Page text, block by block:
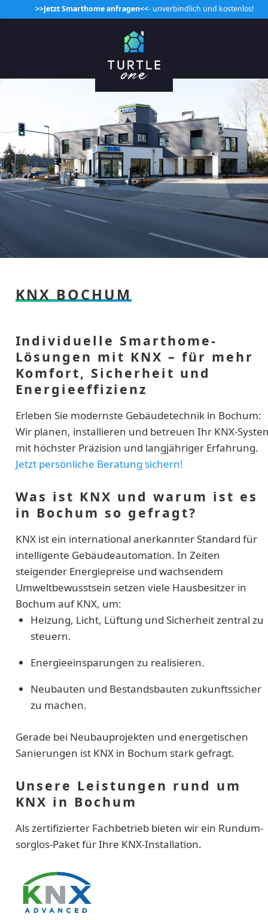
>>Jetzt Smarthome anfragen<<- unverbindlich und kostenlos!
KNX BOCHUM
Individuelle Smarthome-
Lösungen mit KNX – für mehr
Komfort, Sicherheit und
Energieeffizienz
Erleben Sie modernste Gebäudetechnik in Bochum:
Wir planen, installieren und betreuen Ihr KNX-
mit höchster Präzision und langjähriger Erfahrung.
Jetzt persönliche Beratung sichern!
Was ist KNX und warum ist es
in Bochum so gefragt?
KNX ist ein international anerkannter Standard für
intelligente Gebäudeautomation. In Zeiten
steigender Energiepreise und wachsendem
Umweltbewusstsein setzen viele Hausbesitzer in
Bochum auf KNX, um:
Heizung, Licht, Lüftung und Sicherheit zentral zu
steuern.
Energieeinsparungen zu realisieren.
Neubauten und Bestandsbauten zukunftssicher
zu machen.
Gerade bei Neubauprojekten und energetischen
Sanierungen ist KNX in Bochum stark gefragt.
Unsere Leistungen rund um
KNX in Bochum
Als zertifizierter Fachbetrieb bieten wir ein Rundum-
sorglos-Paket für Ihre KNX-Installation.